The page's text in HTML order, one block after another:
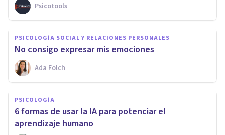
Psicotools
PSICOLOGÍA SOCIAL Y RELACIONES PERSONALES
No consigo expresar mis emociones
Ada Folch
PSICOLOGÍA
6 formas de usar la IA para potenciar el
aprendizaje humano